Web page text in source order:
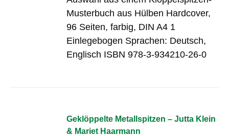
Musterbuch aus Hülben Hardcover,
96 Seiten, farbig, DIN A4 1
Einlegebogen Sprachen: Deutsch,
Englisch ISBN 978-3-934210-26-0
Geklöppelte Metallspitzen – Jutta Klein
& Mariet Haarmann